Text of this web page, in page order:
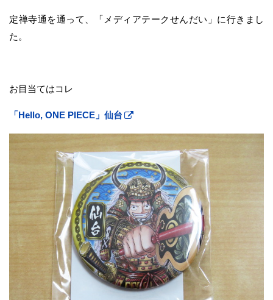
定禅寺通を通って、「メディアテークせんだい」に行きまし
た。
お目当てはコレ
「Hello, ONE PIECE」仙台